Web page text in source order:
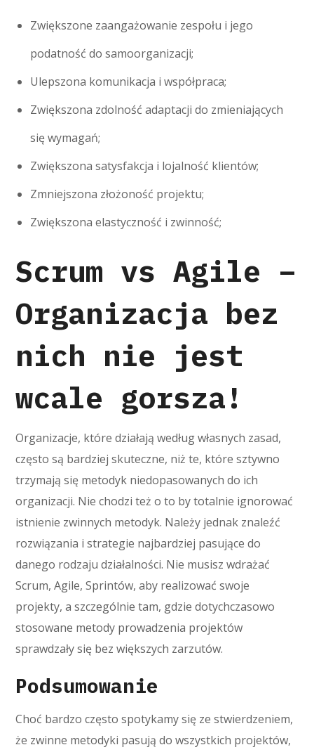
Zwiększone zaangażowanie zespołu i jego
podatność do samoorganizacji;
Ulepszona komunikacja i współpraca;
Zwiększona zdolność adaptacji do zmieniających
się wymagań;
Zwiększona satysfakcja i lojalność klientów;
Zmniejszona złożoność projektu;
Zwiększona elastyczność i zwinność;
Scrum vs Agile –
Organizacja bez
nich nie jest
wcale gorsza!
Organizacje, które działają według własnych zasad,
często są bardziej skuteczne, niż te, które sztywno
trzymają się metodyk niedopasowanych do ich
organizacji. Nie chodzi też o to by totalnie ignorować
istnienie zwinnych metodyk. Należy jednak znaleźć
rozwiązania i strategie najbardziej pasujące do
danego rodzaju działalności. Nie musisz wdrażać
Scrum, Agile, Sprintów, aby realizować swoje
projekty, a szczególnie tam, gdzie dotychczasowo
stosowane metody prowadzenia projektów
sprawdzały się bez większych zarzutów.
Podsumowanie
Choć bardzo często spotykamy się ze stwierdzeniem,
że zwinne metodyki pasują do wszystkich projektów,